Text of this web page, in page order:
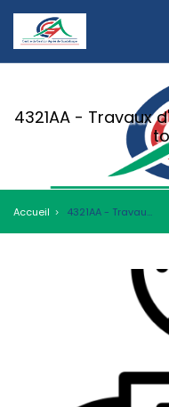
4321AA - Travaux
Accueil 4321AA - Travaux d'installation électrique dans tous locaux